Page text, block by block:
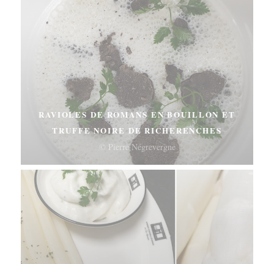
RAVIOLES DE ROMANS EN BOUILLON ET
TRUFFE NOIRE DE RICHERENCHES
© Pierre Négrevergne